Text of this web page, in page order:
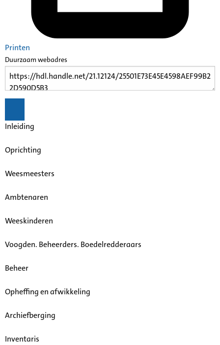
Printen
Duurzaam webadres
Inleiding
Oprichting
Weesmeesters
Ambtenaren
Weeskinderen
Voogden. Beheerders. Boedelredderaars
Beheer
Opheffing en afwikkeling
Archiefberging
Inventaris